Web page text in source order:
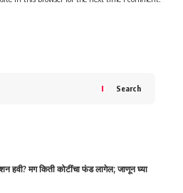
Search
हवी? मग किती कोटींचा फंड लागेल; जाणून घ्या